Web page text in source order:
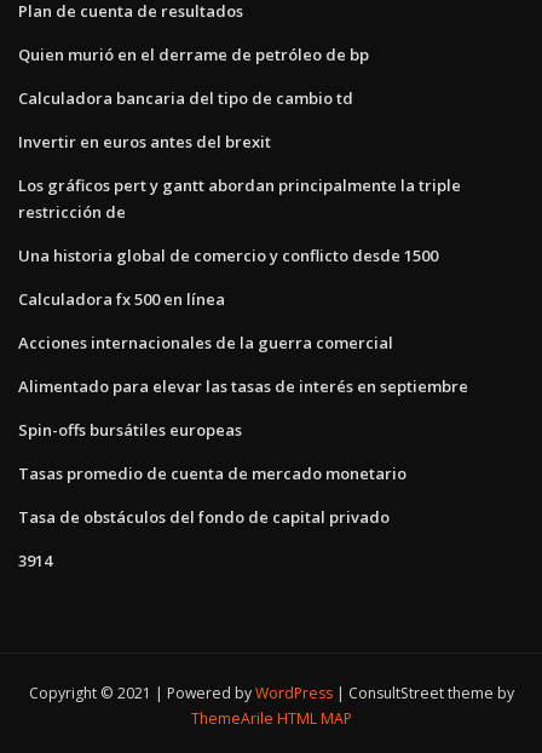
Plan de cuenta de resultados
Quien murió en el derrame de petróleo de bp
Calculadora bancaria del tipo de cambio td
Invertir en euros antes del brexit
Los gráficos pert y gantt abordan principalmente la triple
restricción de
Una historia global de comercio y conflicto desde 1500
Calculadora fx 500 en línea
Acciones internacionales de la guerra comercial
Alimentado para elevar las tasas de interés en septiembre
Spin-offs bursátiles europeas
Tasas promedio de cuenta de mercado monetario
Tasa de obstáculos del fondo de capital privado
3914
Copyright © 2021 | Powered byWordPress
ConsultStreet theme by
ThemeArile HTML MAP